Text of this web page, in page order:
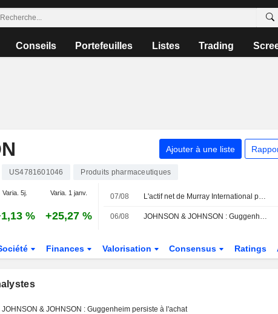
Conseils Portefeuilles Listes Trading
Ajouter à une liste
US4781601046 Produits pharmaceutiques
Varia. 5j. Varia. 1 janv.
% +25,27 %
07/08 L'actif net de Murray International progresse mais la performance reste en deçà de l'indice de référence
06/08 JOHNSON & JOHNSON : Guggenheim persiste à l'achat
Finances Valorisation Consensus Ratings
JOHNSON & JOHNSON : Guggenheim persiste à l'achat